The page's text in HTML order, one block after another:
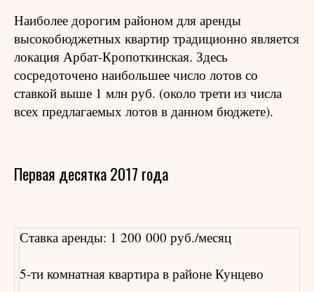
Наиболее дорогим районом для аренды
высокобюджетных квартир традиционно является
локация Арбат-Кропоткинская. Здесь
сосредоточено наибольшее число лотов со
ставкой выше 1 млн руб. (около трети из числа
всех предлагаемых лотов в данном бюджете).
Первая десятка 2017 года
Ставка аренды: 1 200 000 руб./месяц
5-ти комнатная квартира в районе Кунцево